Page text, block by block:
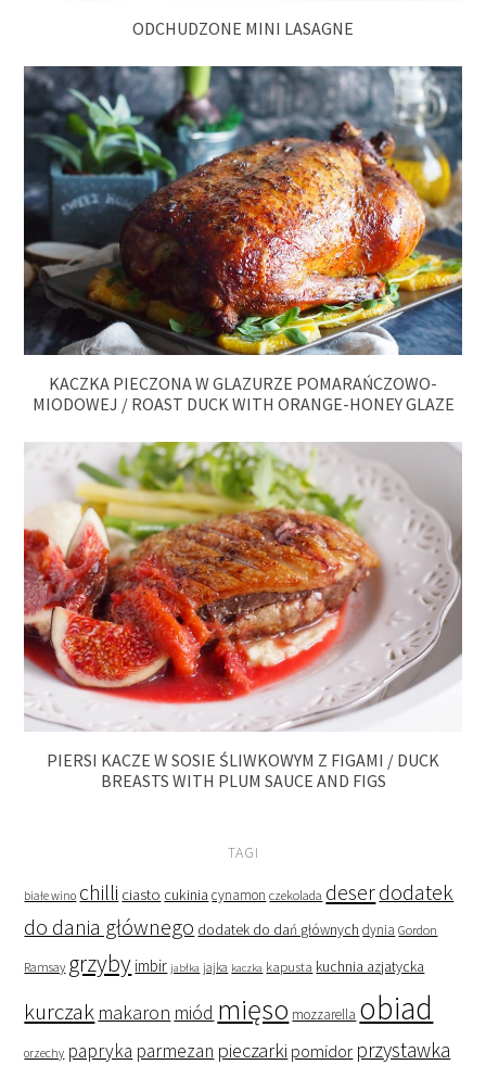
ODCHUDZONE MINI LASAGNE
KACZKA PIECZONA W GLAZURZE POMARAŃCZOWO-
MIODOWEJ / ROAST DUCK WITH ORANGE-HONEY GLAZE
PIERSI KACZE W SOSIE ŚLIWKOWYM Z FIGAMI / DUCK
BREASTS WITH PLUM SAUCE AND FIGS
TAGI
białe wino chilli ciasto cukinia cynamon czekolada deserdodatek
do dania głównego dodatek do dań głównych dynia Gordon
Ramsay grzyby imbir jabłka jajka kaczka kapusta kuchnia azjatycka
kurczak makaron miód mięso mozzarella obiad
orzechy papryka parmezan pieczarki pomidor przystawka